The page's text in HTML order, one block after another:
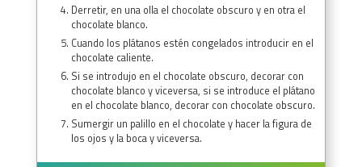
Derretir, en una olla el chocolate obscuro y en otra el
chocolate blanco.
Cuando los plátanos estén congelados introducir en el
chocolate caliente.
Si se introdujo en el chocolate obscuro, decorar con
chocolate blanco y viceversa, si se introduce el plátano
en el chocolate blanco, decorar con chocolate obscuro.
Sumergir un palillo en el chocolate y hacer la figura de
los ojos y la boca y viceversa.